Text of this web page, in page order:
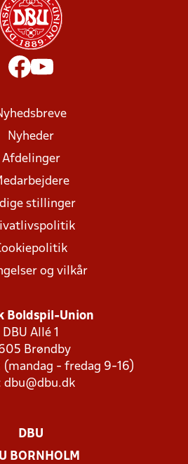
Nyheder
Afdelinger
stillinger
og vilkår
Boldspil-Union
DBU Allé 1
Brøndby
(mandag - fredag 9-16)
dbu@dbu.dk
DBU
BORNHOLM